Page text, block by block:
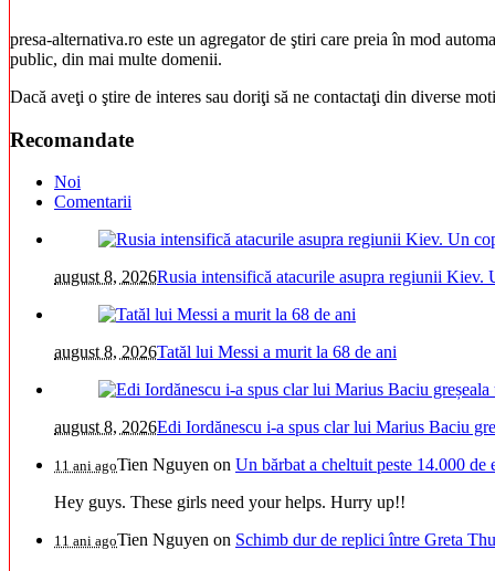
presa-alternativa.ro este un agregator de ştiri care preia în mod
public, din mai multe domenii.
Dacă aveţi o ştire de interes sau doriţi să ne contactaţi din diverse
Recomandate
Noi
Comentarii
august 8, 2026Rusia intensifică atacurile asupra regiunii Kiev.
august 8, 2026Tatăl lui Messi a murit la 68 de ani
august 8, 2026Edi Iordănescu i-a spus clar lui Marius Baciu
11 ani agoTien Nguyen on Un bărbat a cheltuit peste 14.000
Hey guys. These girls need your helps. Hurry up!!
11 ani agoTien Nguyen on Schimb dur de replici între Greta